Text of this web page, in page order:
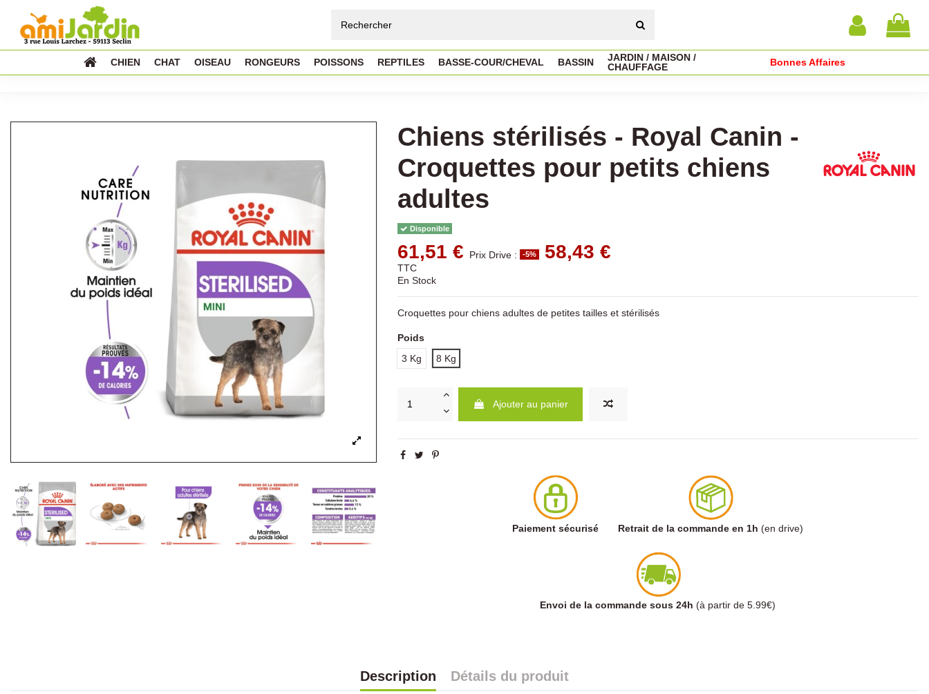
CHIEN CHAT OISEAU RONGEURS POISSONS REPTILES BASSE-COUR/CHEVAL BASSIN
JARDIN / MAISON /
CHAUFFAGE
Bonnes Affaires
Chiens stérilisés - Royal Canin -
Croquettes pour petits chiens
adultes
Disponible
61,51 € Prix Drive : -5% 58,43 €
TTC
En Stock
Croquettes pour chiens adultes de petites tailles et stérilisés
Poids
3 Kg
8 Kg
Ajouter au panier
Paiement sécurisé Retrait de la commande en 1h (en drive)
Envoi de la commande sous 24h (à partir de 5.99€)
Description Détails du produit